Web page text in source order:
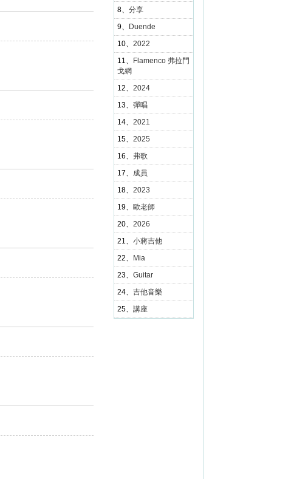
8、 分享
9、
Duende
10、 2022
11、
Flamenco 弗拉門
戈網
12、 2024
13、 彈唱
14、 2021
15、 2025
16、 弗歌
17、 成員
18、 2023
19、 歐老師
20、 2026
21、 小蔣吉他
22、
Mia
23、 Guitar
24、 吉他音樂
25、 講座